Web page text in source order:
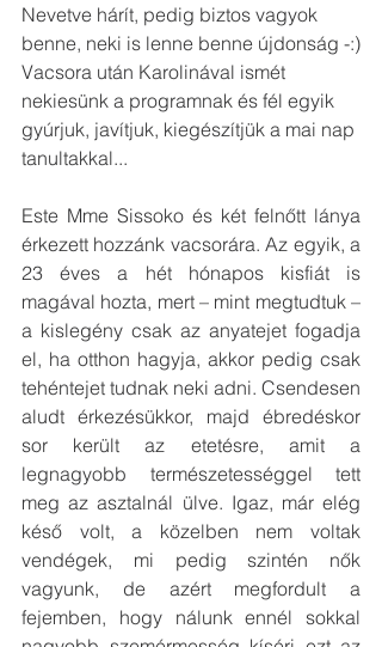
Nevetve hárít, pedig biztos vagyok
benne, neki is lenne benne újdonság -:)
Vacsora után Karolinával ismét
nekiesünk a programnak és fél egyik
gyúrjuk, javítjuk, kiegészítjük a mai nap
tanultakkal...
Este Mme Sissoko és két felnőtt lánya
érkezett hozzánk vacsorára. Az egyik, a
23 éves a hét hónapos kisfiát is
magával hozta, mert – mint megtudtuk –
a kislegény csak az anyatejet fogadja
el, ha otthon hagyja, akkor pedig csak
tehéntejet tudnak neki adni. Csendesen
aludt érkezésükkor, majd ébredéskor
sor került az etetésre, amit a
legnagyobb természetességgel tett
meg az asztalnál ülve. Igaz, már elég
késő volt, a közelben nem voltak
vendégek, mi pedig szintén nők
vagyunk, de azért megfordult a
fejemben, hogy nálunk ennél sokkal